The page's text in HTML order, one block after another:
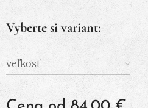
Vyberte si variant:
veľkosť